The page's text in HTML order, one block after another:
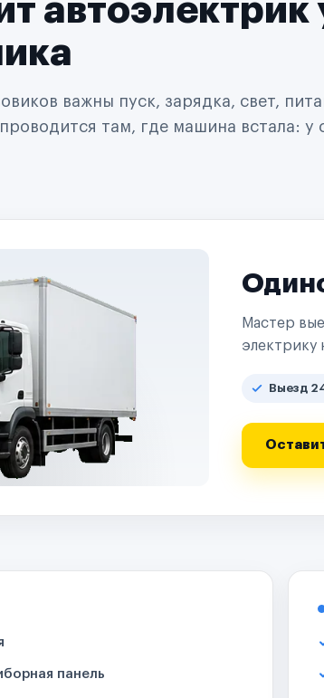
автоэлектрик
важны пуск, зарядка, свет,
там, где машина встала: у
Мастер
электрику
Выезд
панель